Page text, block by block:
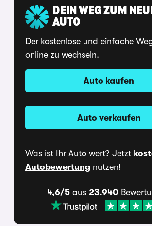
DEIN WEG ZUM
AUTO
Der kostenlose und einfache
online zu wechseln.
Auto kaufen
Auto verkaufen
Was ist Ihr Auto wert? Jetzt
Autobewertung nutzen!
4,6/5aus 23.940